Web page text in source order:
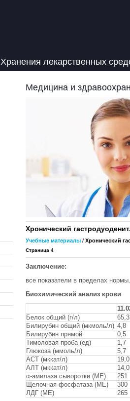
Хранения лекарственных
Медицина и
Хронический
Учебные материалы / Хронический
Страница 4
Заключение:
все показатели в пределах нормы.
Биохимический анализ крови
Белок общий (г/л)
65,3
Билирубин общий (мкмоль/л) 4,8
Билирубин прямой
0,5
Тимоловая проба (ед)
1,7
Глюкоза (ммоль/л)
5,7
АСТ (мккат/л)
19,0
АЛТ (мккат/л)
14,0
α-амилаза сыворотки (МЕ)
251
Щелочная фосфатаза (МЕ)
300
ЛДГ (МЕ)
265